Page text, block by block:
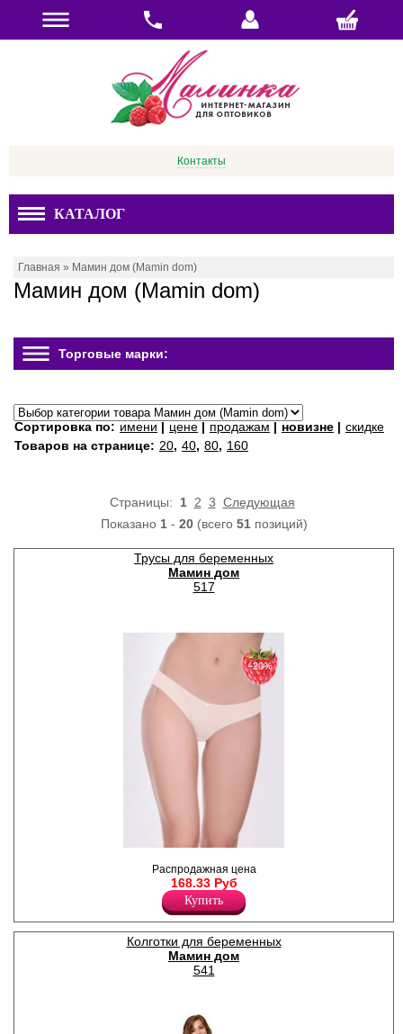
Контакты
КАТАЛОГ
Главная » Мамин дом (Mamin dom)
Мамин дом (Mamin dom)
Торговые марки:
Сортировка по: имени | цене | продажам | новизне | скидке
Товаров на странице: 20, 40, 80, 160
Страницы: 1 2 3 Следующая
Показано 1- 20(всего 51позиций)
Трусы для беременных
Мамин дом
517
с удобной резинкой под
животик.
Лайкра 5%
Хлопок 95%
−20%
Распродажная цена
168.33 Руб
Купить
Колготки для беременных
Мамин дом
541